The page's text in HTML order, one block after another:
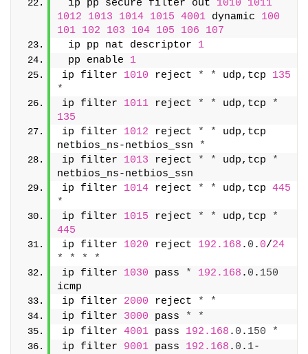
ip pp secure filter out 1010
1011
1012
1013 1014 1015 4001 dynamic 100
101 102 103 104 105 106
107
ip pp nat descriptor 1
pp enable 1
ip filter 1010 reject * * udp,tcp 135
*
ip filter 1011 reject * * udp,tcp
*
135
ip filter 1012 reject * *
udp,tcp
netbios_ns-netbios_ssn
*
ip filter 1013 reject * * udp,tcp
*
netbios_ns-netbios_ssn
ip filter 1014 reject * * udp,tcp 445
*
ip filter 1015 reject * * udp,tcp
*
445
ip filter 1020 reject 192.168 . 0 . 0/24
*
* *
*
ip filter 1030 pass * 192.168 . 0 . 150
icmp
ip filter 2000 reject *
*
ip filter 3000 pass *
*
ip filter 4001 pass 192.168 . 0 . 150
*
ip filter 9001 pass 192.168 . 0 . 1-